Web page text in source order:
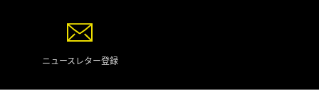
ニュースレター登録